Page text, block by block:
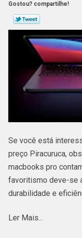
Gostou? compartilhe!
Se você está
preço Piracuruca,
macbooks pro
favoritismo deve-se
durabilidade e
mulheres de
Ler Mais...